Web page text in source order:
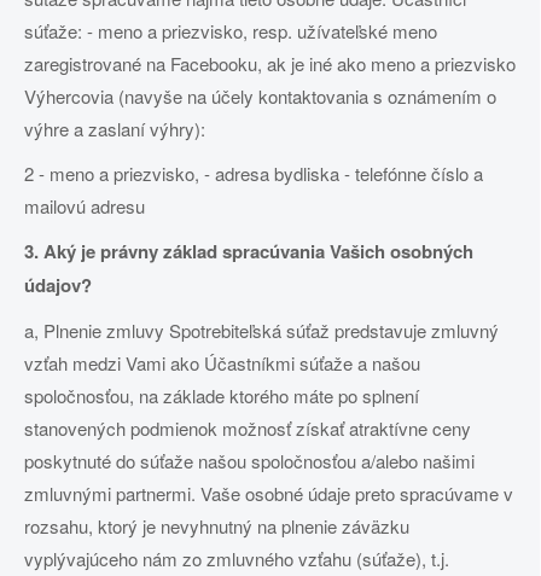
súťaže: - meno a priezvisko, resp. užívateľské meno
zaregistrované na Facebooku, ak je iné ako meno a priezvisko
Výhercovia (navyše na účely kontaktovania s oznámením o
výhre a zaslaní výhry):
2 - meno a priezvisko, - adresa bydliska - telefónne číslo a
mailovú adresu
3. Aký je právny základ spracúvania Vašich osobných
údajov?
a, Plnenie zmluvy Spotrebiteľská súťaž predstavuje zmluvný
vzťah medzi Vami ako Účastníkmi súťaže a našou
spoločnosťou, na základe ktorého máte po splnení
stanovených podmienok možnosť získať atraktívne ceny
poskytnuté do súťaže našou spoločnosťou a/alebo našimi
zmluvnými partnermi. Vaše osobné údaje preto spracúvame v
rozsahu, ktorý je nevyhnutný na plnenie záväzku
vyplývajúceho nám zo zmluvného vzťahu (súťaže), t.j.